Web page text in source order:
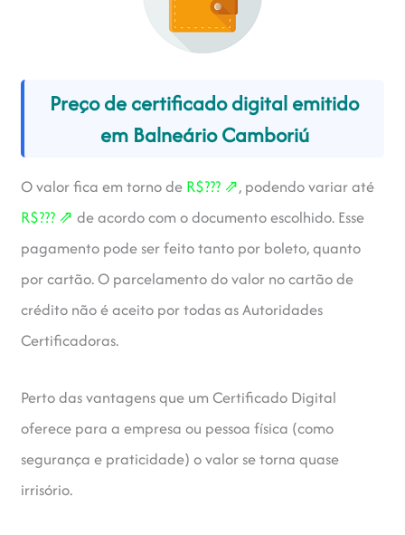
Preço de certificado digital emitido
em Balneário Camboriú
O valor fica em torno de R$??? ⇗, podendo variar até
R$??? ⇗ de acordo com o documento escolhido. Esse
pagamento pode ser feito tanto por boleto, quanto
por cartão. O parcelamento do valor no cartão de
crédito não é aceito por todas as Autoridades
Certificadoras.
Perto das vantagens que um Certificado Digital
oferece para a empresa ou pessoa física (como
segurança e praticidade) o valor se torna quase
irrisório.